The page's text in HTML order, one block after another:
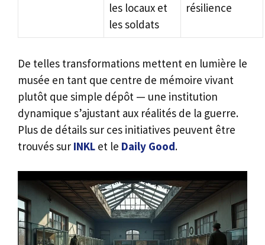
les locaux et
les soldats
résilience
De telles transformations mettent en lumière le
musée en tant que centre de mémoire vivant
plutôt que simple dépôt — une institution
dynamique s’ajustant aux réalités de la guerre.
Plus de détails sur ces initiatives peuvent être
trouvés sur INKL et le Daily Good.